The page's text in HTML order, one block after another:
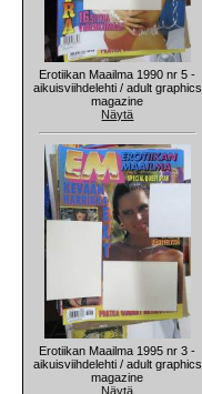
Erotiikan Maailma 1990 nr 5 -
aikuisviihdelehti / adult graphics
magazine
Näytä
Erotiikan Maailma 1995 nr 3 -
aikuisviihdelehti / adult graphics
magazine
Näytä